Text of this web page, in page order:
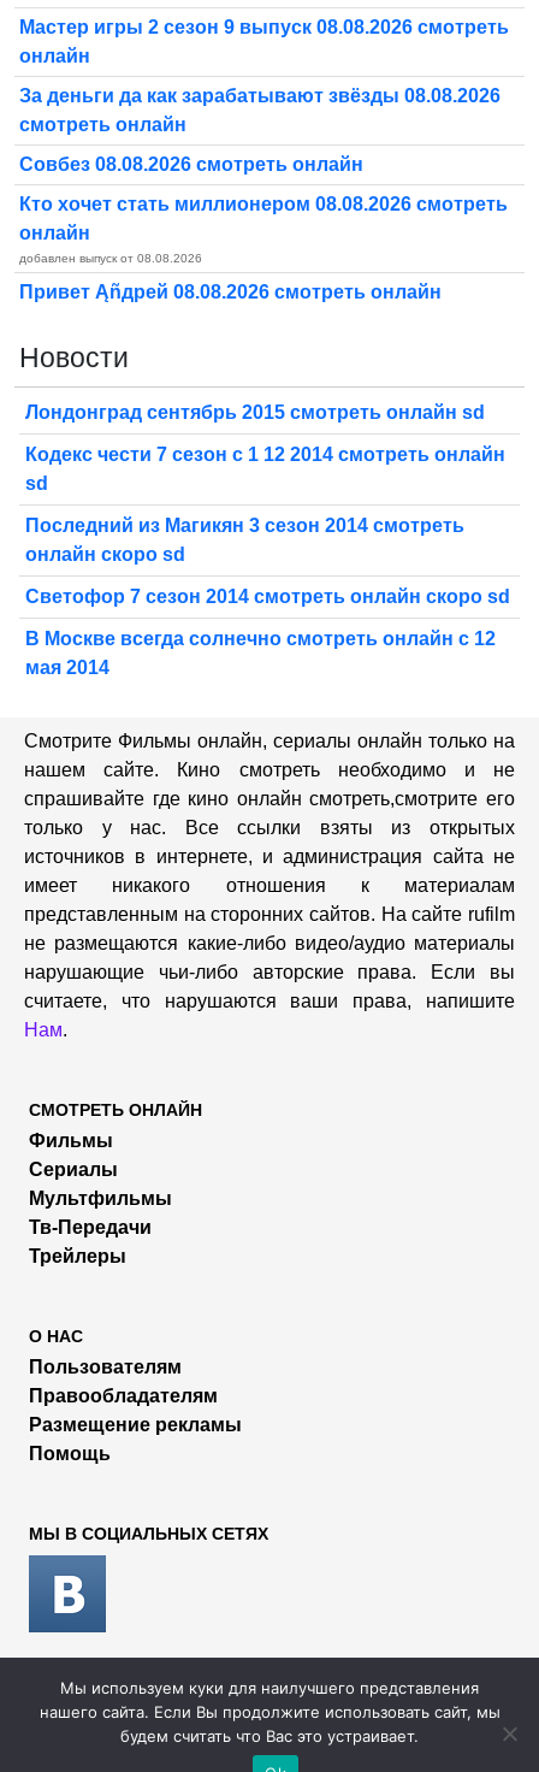
Мастер игры 2 сезон 9 выпуск 08.08.2026 смотреть
онлайн
За деньги да как зарабатывают звёзды 08.08.2026
смотреть онлайн
Совбез 08.08.2026 смотреть онлайн
Кто хочет стать миллионером 08.08.2026 смотреть
онлайн
добавлен выпуск от 08.08.2026
Привет Ąñдpей 08.08.2026 смотреть онлайн
Новости
Лондонград сентябрь 2015 смотреть онлайн sd
Кодекс чести 7 сезон с 1 12 2014 смотреть онлайн
sd
Последний из Магикян 3 сезон 2014 смотреть
онлайн скоро sd
Светофор 7 сезон 2014 смотреть онлайн скоро sd
В Москве всегда солнечно смотреть онлайн с 12
мая 2014
Смотрите Фильмы онлайн, сериалы онлайн только на
нашем сайте. Кино смотреть необходимо и не
спрашивайте где кино онлайн смотреть,cмотрите его
только у нас. Все ссылки взяты из открытых
источников в интернете, и администрация сайта не
имеет никакого отношения к материалам
представленным на сторонних сайтов. На сайте rufilm
не размещаются какие-либо видео/аудио материалы
нарушающие чьи-либо авторские права. Если вы
считаете, что нарушаются ваши права, напишите
Нам.
СМОТРЕТЬ ОНЛАЙН
Фильмы
Сериалы
Мультфильмы
Тв-Передачи
Трейлеры
О НАС
Пользователям
Правообладателям
Размещение рекламы
Помощь
МЫ В СОЦИАЛЬНЫХ СЕТЯХ
2026 © Rufilm - Сериалы и фильмы онлайн
Мы используем куки для наилучшего представления
нашего сайта. Если Вы продолжите использовать сайт, мы
будем считать что Вас это устраивает.